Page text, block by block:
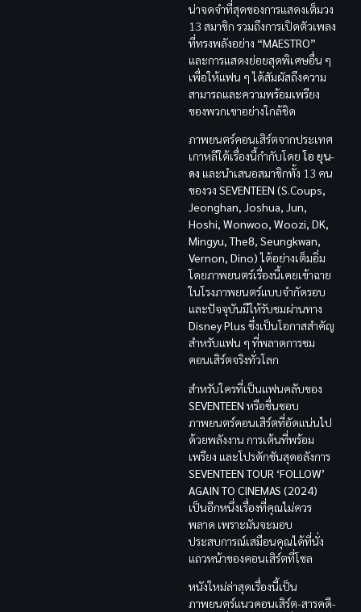
น่าจดจำที่สุดของการแสดงเต็มวง
13 สมาชิก รวมถึงการเปิดตัวเพลง
ที่ทรงพลังอย่าง “MAESTRO”
และการแสดงย่อยสุดพิเศษอื่น ๆ
เพื่อให้แฟน ๆ ได้สัมผัสถึงความ
สามารถและความพร้อมเพรียง
ของพวกเขาอย่างใกล้ชิด
ภาพยนตร์คอนเสิร์ตจากประเทศ
เกาหลีใต้เรื่องนี้กำกับโดยโอ ยุน-
ดง และนำเสนอสมาชิกทั้ง 13 คน
ของวง SEVENTEEN (S.Coups,
Jeonghan, Joshua, Jun,
Hoshi, Wonwoo, Woozi, DK,
Mingyu, The8, Seungkwan,
Vernon, Dino)ได้อย่างเต็มอิ่ม
โดยภาพยนตร์เรื่องนี้เคยเข้าฉาย
ในโรงภาพยนตร์แบบจำกัดรอบ
และปัจจุบันมีให้รับชมผ่านทาง
Disney Plus ซึ่งเป็นโอกาสสำคัญ
สำหรับแฟน ๆ ที่พลาดการชม
คอนเสิร์ตจริงทั่วโลก
สำหรับใครที่เป็นแฟนคลับของ
SEVENTEEN หรือชื่นชอบ
ภาพยนตร์คอนเสิร์ตที่อัดแน่นไป
ด้วยพลังงาน การเต้นที่พร้อม
เพรียง และโปรดักชันสุดอลังการ
SEVENTEEN TOUR ‘FOLLOW’
AGAIN TO CINEMAS (2024)
เป็นอีกหนึ่งเรื่องที่คุณไม่ควร
พลาด เพราะมันจะมอบ
ประสบการณ์เสมือนคุณได้ที่นั่ง
แถวหน้าของคอนเสิร์ตที่โซล
หนังใหม่ล่าสุดเรื่องนี้เป็น
ภาพยนตร์แนวคอนเสิร์ต-สารคดี-